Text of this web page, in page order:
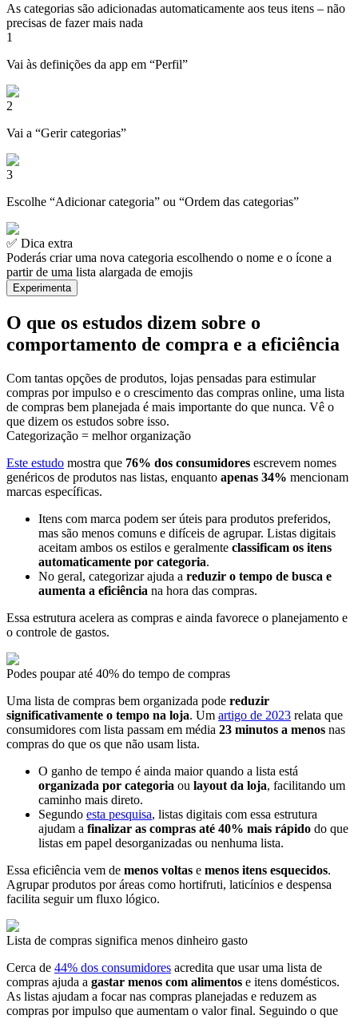
As categorias são adicionadas automaticamente aos teus itens – não
precisas de fazer mais nada
1
Vai às definições da app em “Perfil”
2
Vai a “Gerir categorias”
3
Escolhe “Adicionar categoria” ou “Ordem das categorias”
✅ Dica extra
Poderás criar uma nova categoria escolhendo o nome e o ícone a
partir de uma lista alargada de emojis
Experimenta
O que os estudos dizem sobre o
comportamento de compra e a eficiência
Com tantas opções de produtos, lojas pensadas para estimular
compras por impulso e o crescimento das compras online, uma lista
de compras bem planejada é mais importante do que nunca. Vê o
que dizem os estudos sobre isso.
Categorização = melhor organização
Este estudo mostra que 76% dos consumidores escrevem nomes
genéricos de produtos nas listas, enquanto apenas 34% mencionam
marcas específicas.
Itens com marca podem ser úteis para produtos preferidos,
mas são menos comuns e difíceis de agrupar. Listas digitais
aceitam ambos os estilos e geralmente classificam os itens
automaticamente por categoria.
No geral, categorizar ajuda a reduzir o tempo de busca e
aumenta a eficiência na hora das compras.
Essa estrutura acelera as compras e ainda favorece o planejamento e
o controle de gastos.
Podes poupar até 40% do tempo de compras
Uma lista de compras bem organizada pode reduzir
significativamente o tempo na loja. Um artigo de 2023 relata que
consumidores com lista passam em média 23 minutos a menos nas
compras do que os que não usam lista.
O ganho de tempo é ainda maior quando a lista está
organizada por categoria ou layout da loja, facilitando um
caminho mais direto.
Segundo esta pesquisa, listas digitais com essa estrutura
ajudam a finalizar as compras até 40% mais rápido do que
listas em papel desorganizadas ou nenhuma lista.
Essa eficiência vem de menos voltas e menos itens esquecidos.
Agrupar produtos por áreas como hortifruti, laticínios e despensa
facilita seguir um fluxo lógico.
Lista de compras significa menos dinheiro gasto
Cerca de 44% dos consumidores acredita que usar uma lista de
compras ajuda a gastar menos com alimentos e itens domésticos.
As listas ajudam a focar nas compras planejadas e reduzem as
compras por impulso que aumentam o valor final. Seguindo o que